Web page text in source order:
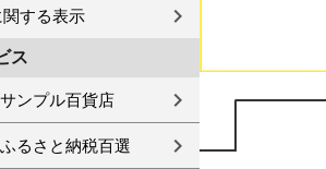
する表示
ス
ンプル百貨店
るさと納税百選